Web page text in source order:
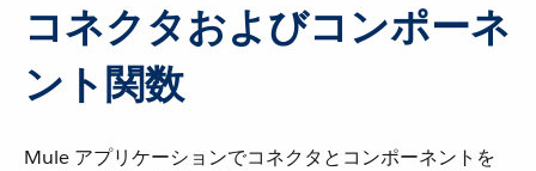
コネクタおよびコンポーネ
ント関数
Mule アプリケーションでコネクタとコンポーネントを